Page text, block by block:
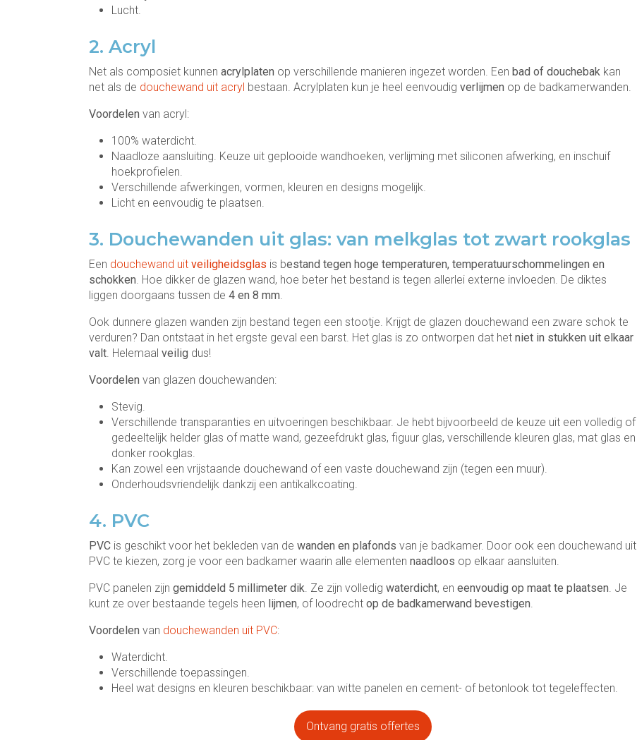
Lucht.
2. Acryl
Net als composiet kunnen acrylplaten op verschillende manieren ingezet worden. Een bad of douchebak kan
net als de douchewand uit acryl bestaan. Acrylplaten kun je heel eenvoudig verlijmen op de badkamerwanden.
Voordelen van acryl:
100% waterdicht.
Naadloze aansluiting. Keuze uit geplooide wandhoeken, verlijming met siliconen afwerking, en inschuif
hoekprofielen.
Verschillende afwerkingen, vormen, kleuren en designs mogelijk.
Licht en eenvoudig te plaatsen.
3. Douchewanden uit glas: van melkglas tot zwart rookglas
Een douchewand uit veiligheidsglas is bestand tegen hoge temperaturen, temperatuurschommelingen en
schokken. Hoe dikker de glazen wand, hoe beter het bestand is tegen allerlei externe invloeden. De diktes
liggen doorgaans tussen de 4 en 8 mm.
Ook dunnere glazen wanden zijn bestand tegen een stootje. Krijgt de glazen douchewand een zware schok te
verduren? Dan ontstaat in het ergste geval een barst. Het glas is zo ontworpen dat het niet in stukken uit elkaar
valt. Helemaal veilig dus!
Voordelen van glazen douchewanden:
Stevig.
Verschillende transparanties en uitvoeringen beschikbaar. Je hebt bijvoorbeeld de keuze uit een volledig of
gedeeltelijk helder glas of matte wand, gezeefdrukt glas, figuur glas, verschillende kleuren glas, mat glas en
donker rookglas.
Kan zowel een vrijstaande douchewand of een vaste douchewand zijn (tegen een muur).
Onderhoudsvriendelijk dankzij een antikalkcoating.
4. PVC
PVC is geschikt voor het bekleden van de wanden en plafonds van je badkamer. Door ook een douchewand uit
PVC te kiezen, zorg je voor een badkamer waarin alle elementen naadloos op elkaar aansluiten.
PVC panelen zijn gemiddeld 5 millimeter dik. Ze zijn volledig waterdicht, en eenvoudig op maat te plaatsen. Je
kunt ze over bestaande tegels heen lijmen, of loodrecht op de badkamerwand bevestigen.
Voordelen van douchewanden uit PVC:
Waterdicht.
Verschillende toepassingen.
Heel wat designs en kleuren beschikbaar: van witte panelen en cement- of betonlook tot tegeleffecten.
Ontvang gratis offertes